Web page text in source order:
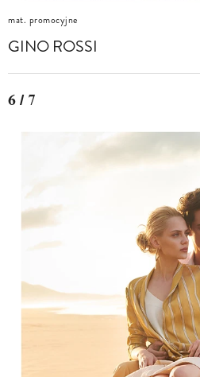
mat. promocyjne
GINO ROSSI
6 / 7